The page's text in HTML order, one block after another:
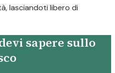
lasciandoti libero di
sapere sullo